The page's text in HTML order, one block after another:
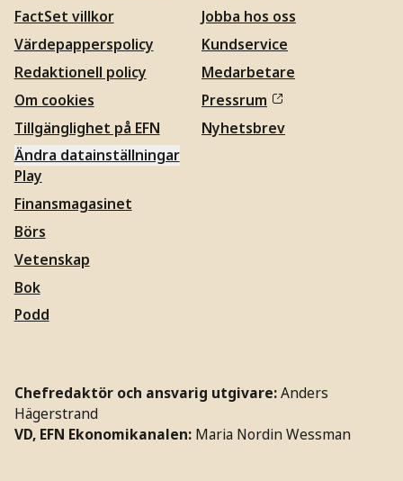
FactSet villkor
Värdepapperspolicy
Redaktionell policy
Om cookies
Tillgänglighet på EFN
Ändra datainställningar
Jobba hos oss
Kundservice
Medarbetare
Pressrum
Nyhetsbrev
Play
Finansmagasinet
Börs
Vetenskap
Bok
Podd
Chefredaktör och ansvarig utgivare: Anders
Hägerstrand
VD, EFN Ekonomikanalen: Maria Nordin Wessman